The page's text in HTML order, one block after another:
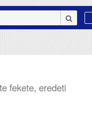
fekete, eredeti